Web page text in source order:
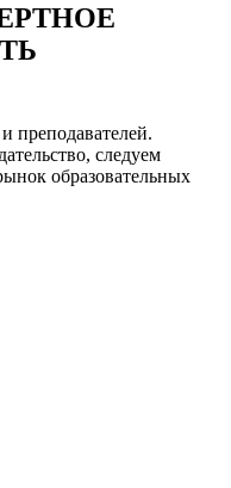
преподавателей.
следуем
образовательных